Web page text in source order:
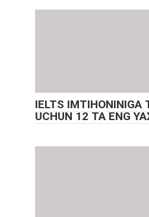
IELTS IMTIHONINIGA
UCHUN 12 TA ENG